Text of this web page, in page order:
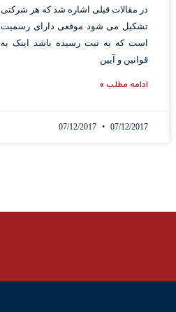
در مقالات قبلی اشاره شد که هر شرکتی
تشکیل می شود موقعی دارای رسمیت
است که به ثبت رسیده باشد اینک به
قوانین و آیین
ادامه مطلب »
07/12/2017